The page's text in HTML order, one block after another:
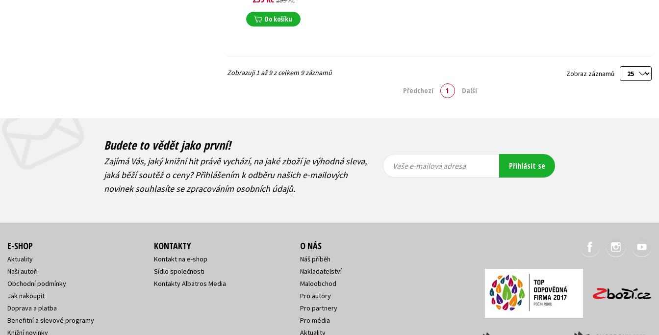
Do košíku
Zobraz záznamů
Zobrazuji 1 až 9 z celkem 9 záznamů
Předchozí 1 Další
Budete to vědět jako první!
Zajímá Vás, jaký knižní hit právě vychází, na jaké zboží je výhodná sleva,
jaká běží soutěž o ceny? Přihlášením k odběru našich e-mailových
novineksouhlasíte se zpracováním osobních údajů.
Vaše e-
mailová
Vaše e-
mailová
Vaše e-mailová adresa Přihlásit se
E-SHOP
Aktuality
Naši autoři
Obchodní podmínky
Jak nakoupit
Doprava a platba
Benefitní a slevové programy
Knižní novinky
KONTAKTY
Kontakt na e-shop
Sídlo společnosti
Kontakty Albatros Media
O NÁS
Náš příběh
Nakladatelství
Maloobchod
Pro autory
Pro partnery
Pro média
Aktuality